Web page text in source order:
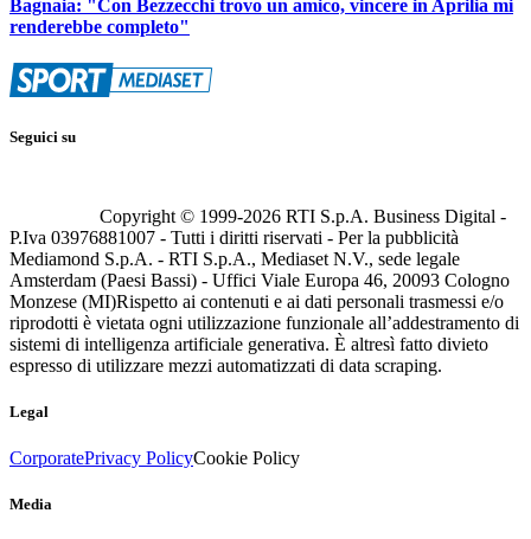
Bagnaia: "Con Bezzecchi trovo un amico, vincere in Aprilia mi
renderebbe completo"
Seguici su
Copyright © 1999-2026 RTI S.p.A. Business Digital -
P.Iva 03976881007 - Tutti i diritti riservati - Per la pubblicità
Mediamond S.p.A. - RTI S.p.A., Mediaset N.V., sede legale
Amsterdam (Paesi Bassi) - Uffici Viale Europa 46, 20093 Cologno
Monzese (MI)Rispetto ai contenuti e ai dati personali trasmessi e/o
riprodotti è vietata ogni utilizzazione funzionale all’addestramento di
sistemi di intelligenza artificiale generativa. È altresì fatto divieto
espresso di utilizzare mezzi automatizzati di data scraping.
Legal
CorporatePrivacy PolicyCookie Policy
Media